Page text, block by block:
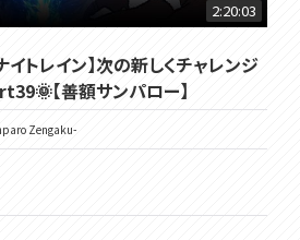
2:20:03
イトレイン】次の新しくチャレンジ
【善額サンパロー】
Zengaku-